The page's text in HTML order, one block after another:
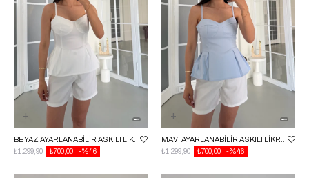
%46
₺700,00
₺1.299,90
%46
₺700,00
₺1.299,90